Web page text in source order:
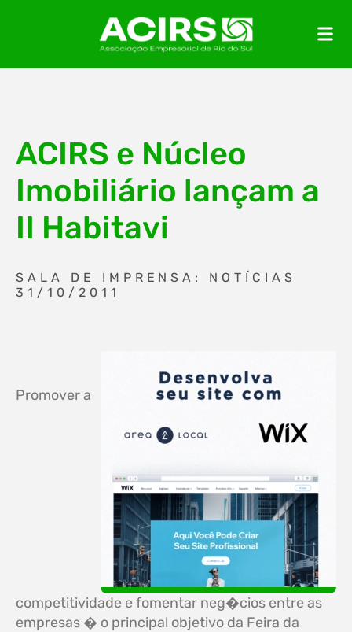
ACIRS e Núcleo
Imobiliário lançam a
II Habitavi
SALA DE IMPRENSA: NOTÍCIAS
31/10/2011
Promover a
competitividade e fomentar neg�cios entre as
empresas � o principal objetivo da Feira da